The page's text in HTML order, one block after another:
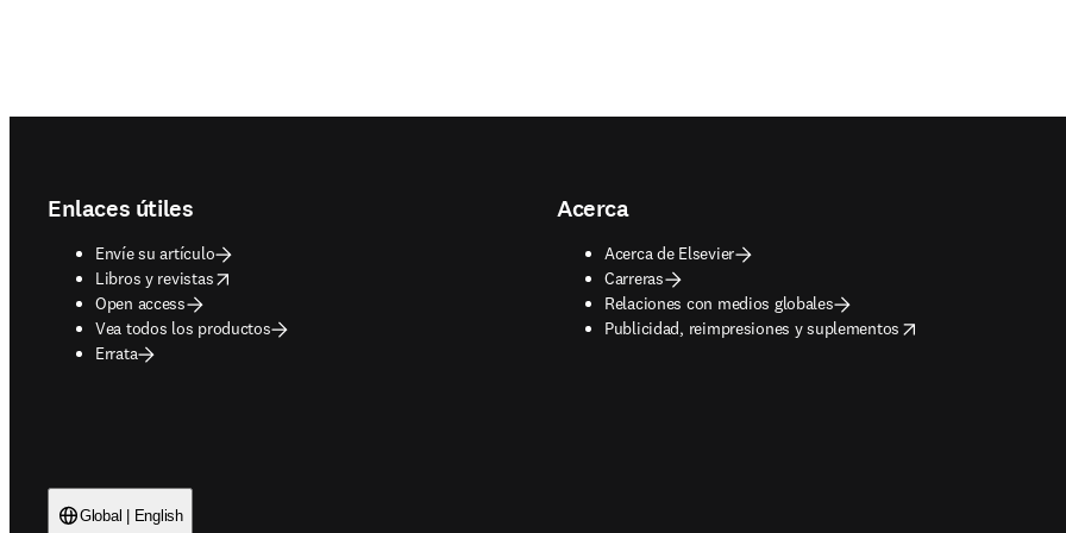
Enlaces útiles
Envíe su artículo
Libros y revistas
opens in new tab/window
Open access
Vea todos los productos
Errata
Acerca
Acerca de Elsevier
Carreras
Relaciones con medios globales
Publicidad, reimpresiones y suplementos
opens in new tab/window
Global | English